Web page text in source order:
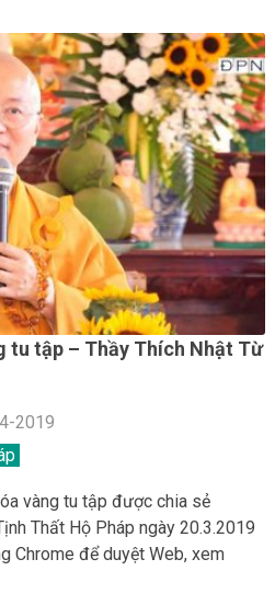
tu tập – Thầy Thích Nhật Từ
2019
vàng tu tập được chia sẻ
Thất Hộ Pháp ngày 20.3.2019
Chrome để duyệt Web, xem